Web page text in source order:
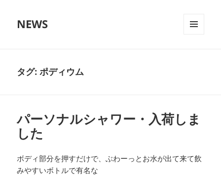
NEWS
タグ:ポディウム
パーソナルシャワー・入荷しま
した
ボディ部分を押すだけで、ぶわーっとお水が出て来て飲
みやすいボトルで有名な